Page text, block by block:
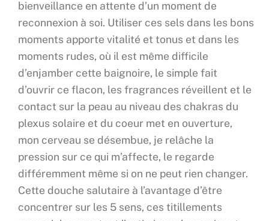
bienveillance en attente d’un moment de
reconnexion à soi. Utiliser ces sels dans les bons
moments apporte vitalité et tonus et dans les
moments rudes, où il est même difficile
d’enjamber cette baignoire, le simple fait
d’ouvrir ce flacon, les fragrances réveillent et le
contact sur la peau au niveau des chakras du
plexus solaire et du coeur met en ouverture,
mon cerveau se désembue, je relâche la
pression sur ce qui m’affecte, le regarde
différemment même si on ne peut rien changer.
Cette douche salutaire à l’avantage d’être
concentrer sur les 5 sens, ces titillements